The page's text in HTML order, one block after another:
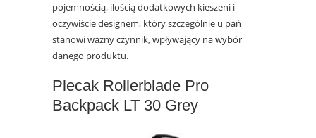
pojemnością, ilością dodatkowych kieszeni i
oczywiście designem, który szczególnie u pań
stanowi ważny czynnik, wpływający na wybór
danego produktu.
Plecak Rollerblade Pro
Backpack LT 30 Grey